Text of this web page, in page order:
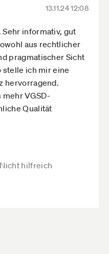
13.11.24 12:08
informativ, gut
aus rechtlicher
pragmatischer Sicht
stelle ich mir eine
hervorragend.
mehr VGSD-
Qualität
Nicht hilfreich